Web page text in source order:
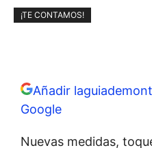
¡TE CONTAMOS!
Añadir
Google
Nuevas medidas,